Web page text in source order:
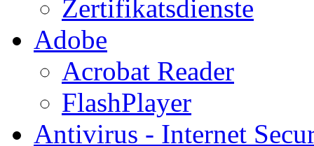
Zertifikatsdienste
Adobe
Acrobat Reader
FlashPlayer
Antivirus - Internet